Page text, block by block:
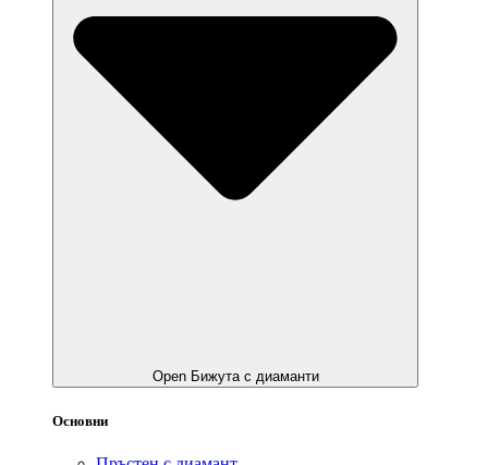
Open Бижута с диаманти
Основни